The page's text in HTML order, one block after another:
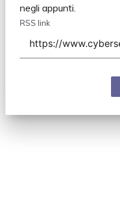
negli appunti.
RSS link